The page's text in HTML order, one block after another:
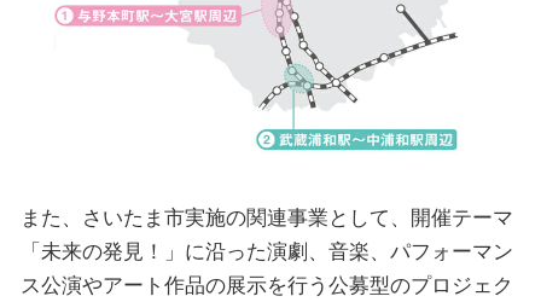
また、さいたま市実施の関連事業として、開催テーマ
「未来の発見！」に沿った演劇、音楽、パフォーマン
ス公演やアート作品の展示を行う公募型のプロジェク